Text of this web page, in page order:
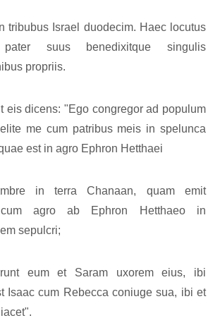
tribubus Israel duodecim. Haec locutus
suus benedixitque singulis
propriis.
eis dicens: "Ego congregor ad populum
me cum patribus meis in spelunca
est in agro Ephron Hetthaei
in terra Chanaan, quam emit
cum agro ab Ephron Hetthaeo in
sepulcri;
eum et Saram uxorem eius, ibi
Isaac cum Rebecca coniuge sua, ibi et